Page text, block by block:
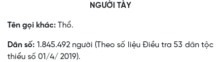
NGƯỜI TÀY
Tên gọi khác: Thổ.
Dân số: 1.845.492 người (Theo số liệu Điều tra 53 dân tộc
thiểu số 01/4/ 2019).